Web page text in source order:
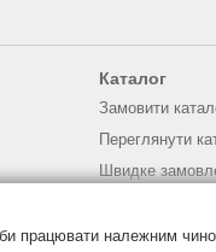
Каталог
Замовити
Переглянути
Швидке
Поради по
працювати належним